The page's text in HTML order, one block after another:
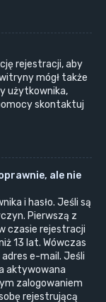
rejestracji, aby
mógł także
użytkownika,
skontaktuj
ale nie
i hasło. Jeśli są
Pierwszą z
czasie rejestracji
13 lat. Wówczas
e-mail. Jeśli
aktywowana
zalogowaniem
rejestrującą